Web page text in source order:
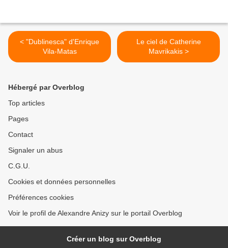
< "Dublinesca" d'Enrique
Vila-Matas
Le ciel de Catherine
Mavrikakis >
Hébergé par Overblog
Top articles
Pages
Contact
Signaler un abus
C.G.U.
Cookies et données personnelles
Préférences cookies
Voir le profil de Alexandre Anizy sur le portail Overblog
Créer un blog sur Overblog